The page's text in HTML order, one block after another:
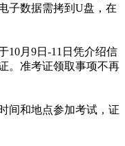
子数据需拷到U盘，在
月9日-11日凭介绍信
。准考证领取事项不再
和地点参加考试，证